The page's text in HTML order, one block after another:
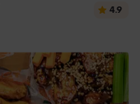
4.9